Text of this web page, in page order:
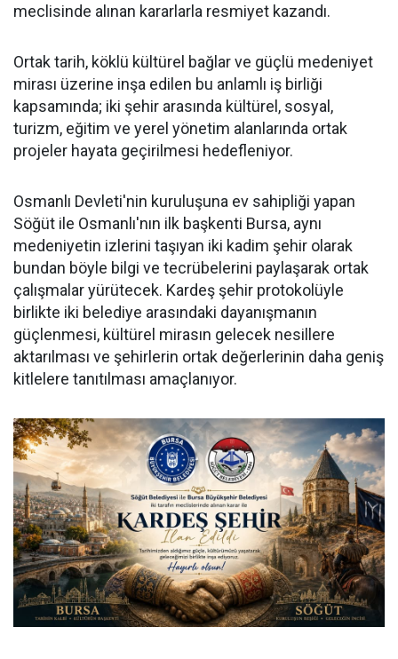
meclisinde alınan kararlarla resmiyet kazandı.
Ortak tarih, köklü kültürel bağlar ve güçlü medeniyet
mirası üzerine inşa edilen bu anlamlı iş birliği
kapsamında; iki şehir arasında kültürel, sosyal,
turizm, eğitim ve yerel yönetim alanlarında ortak
projeler hayata geçirilmesi hedefleniyor.
Osmanlı Devleti'nin kuruluşuna ev sahipliği yapan
Söğüt ile Osmanlı'nın ilk başkenti Bursa, aynı
medeniyetin izlerini taşıyan iki kadim şehir olarak
bundan böyle bilgi ve tecrübelerini paylaşarak ortak
çalışmalar yürütecek. Kardeş şehir protokolüyle
birlikte iki belediye arasındaki dayanışmanın
güçlenmesi, kültürel mirasın gelecek nesillere
aktarılması ve şehirlerin ortak değerlerinin daha geniş
kitlelere tanıtılması amaçlanıyor.